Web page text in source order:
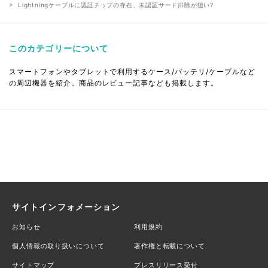
Lightningケーブルに認証チップの存在、未認証サード排除が狙い?
このカテゴリーについて
スマートフォンやタブレットで利用するケース/バッテリ/ケーブルなど
の周辺機器を紹介。商品のレビュー記事なども掲載します。
サイトインフォメーション
お知らせ 利用規約
個人情報の取り扱いについて 著作権と転載について
サイトマップ プレスリリース受付